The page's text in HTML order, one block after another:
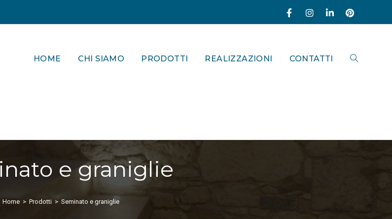
HOME CHI SIAMO PRODOTTI REALIZZAZIONI CONTATTI
e graniglie
Home > Prodotti > Seminato e graniglie